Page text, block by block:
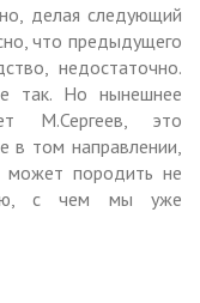
делая следующий
что предыдущего
недостаточно.
так. Но нынешнее
М.Сергеев, это
в том направлении,
может породить не
с чем мы уже